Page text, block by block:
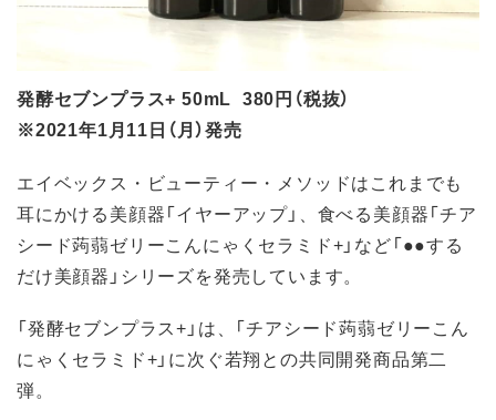
発酵セブンプラス+ 50mL 380円（税抜）
※2021年1月11日（月）発売
エイベックス・ビューティー・メソッドはこれまでも
耳にかける美顔器「イヤーアップ」、食べる美顔器「チア
シード蒟蒻ゼリーこんにゃくセラミド+」など「●●する
だけ美顔器」シリーズを発売しています。
「発酵セブンプラス+」は、「チアシード蒟蒻ゼリーこん
にゃくセラミド+」に次ぐ若翔との共同開発商品第二
弾。